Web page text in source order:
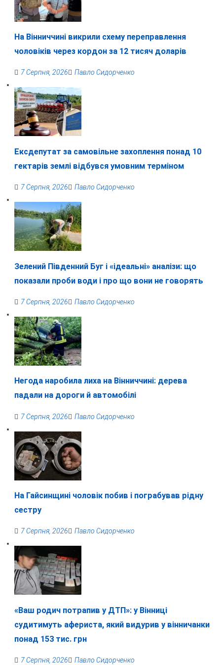
На Вінниччині викрили схему переправлення
чоловіків через кордон за 12 тисяч доларів
7 Серпня, 2026 Павло Сидорченко
Ексдепутат за самовільне захоплення понад 10
гектарів землі відбувся умовним терміном
7 Серпня, 2026 Павло Сидорченко
Зелений Південний Буг і «ідеальні» аналізи: що
показали проби води і про що вони не говорять
7 Серпня, 2026 Павло Сидорченко
Негода наробила лиха на Вінниччині: дерева
падали на дороги й автомобілі
7 Серпня, 2026 Павло Сидорченко
На Гайсинщині чоловік побив і пограбував рідну
сестру
7 Серпня, 2026 Павло Сидорченко
«Ваш родич потрапив у ДТП»: у Вінниці
судитимуть афериста, який видурив у вінничанки
понад 153 тис. грн
7 Серпня, 2026 Павло Сидорченко